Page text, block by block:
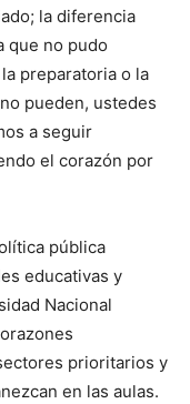
la diferencia
que no pudo
preparatoria o la
pueden, ustedes
a seguir
el corazón por
pública
educativas y
Nacional
prioritarios y
en las aulas.